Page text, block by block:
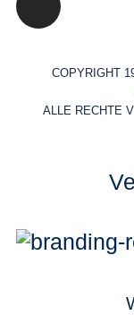
COPYRIGHT
ALLE RECHTE